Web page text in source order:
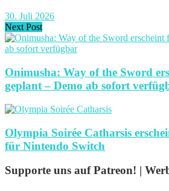
30. Juli 2026
Next Post
Onimusha: Way of the Sword
geplant – Demo ab sofort
Olympia Soirée Catharsis
für Nintendo Switch
Supporte uns auf Patreon! |